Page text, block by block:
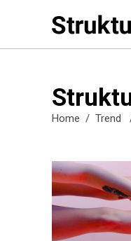
Home / Trend